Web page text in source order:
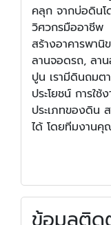
คลุก จากบ่อดินโ
วิศวกรมืออาชีพ
สร้างอาคารพา
ลานจอดรถ, ลา
ปูน เรามีดินถมต
ประโยชน์ การใ
ประเภทของดิน
ได้ โดยทีมงาน